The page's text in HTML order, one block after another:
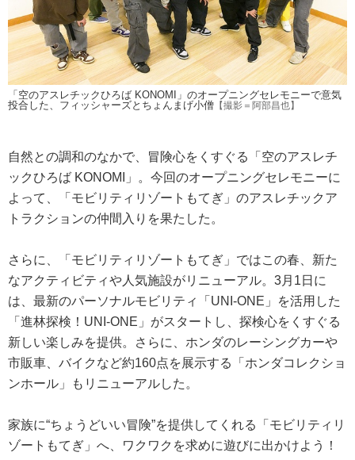
「空のアスレチックひろば KONOMI」のオープニングセレモニーで意気
投合した、フィッシャーズとちょんまげ小僧 【撮影＝阿部昌也】
自然との調和のなかで、冒険心をくすぐる「空のアスレチ
ックひろば KONOMI」。今回のオープニングセレモニーに
よって、「モビリティリゾートもてぎ」のアスレチックア
トラクションの仲間入りを果たした。
さらに、「モビリティリゾートもてぎ」ではこの春、新た
なアクティビティや人気施設がリニューアル。3月1日に
は、最新のパーソナルモビリティ「UNI-ONE」を活用した
「進林探検！UNI-ONE」がスタートし、探検心をくすぐる
新しい楽しみを提供。さらに、ホンダのレーシングカーや
市販車、バイクなど約160点を展示する「ホンダコレクショ
ンホール」もリニューアルした。
家族に“ちょうどいい冒険”を提供してくれる「モビリティリ
ゾートもてぎ」へ、ワクワクを求めに遊びに出かけよう！